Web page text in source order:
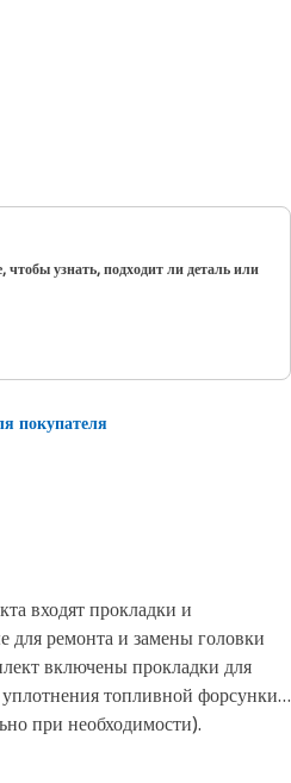
чтобы узнать, подходит ли деталь или
покупателя
входят прокладки и
для ремонта и замены головки
включены прокладки для
топливной форсунки
при необходимости).